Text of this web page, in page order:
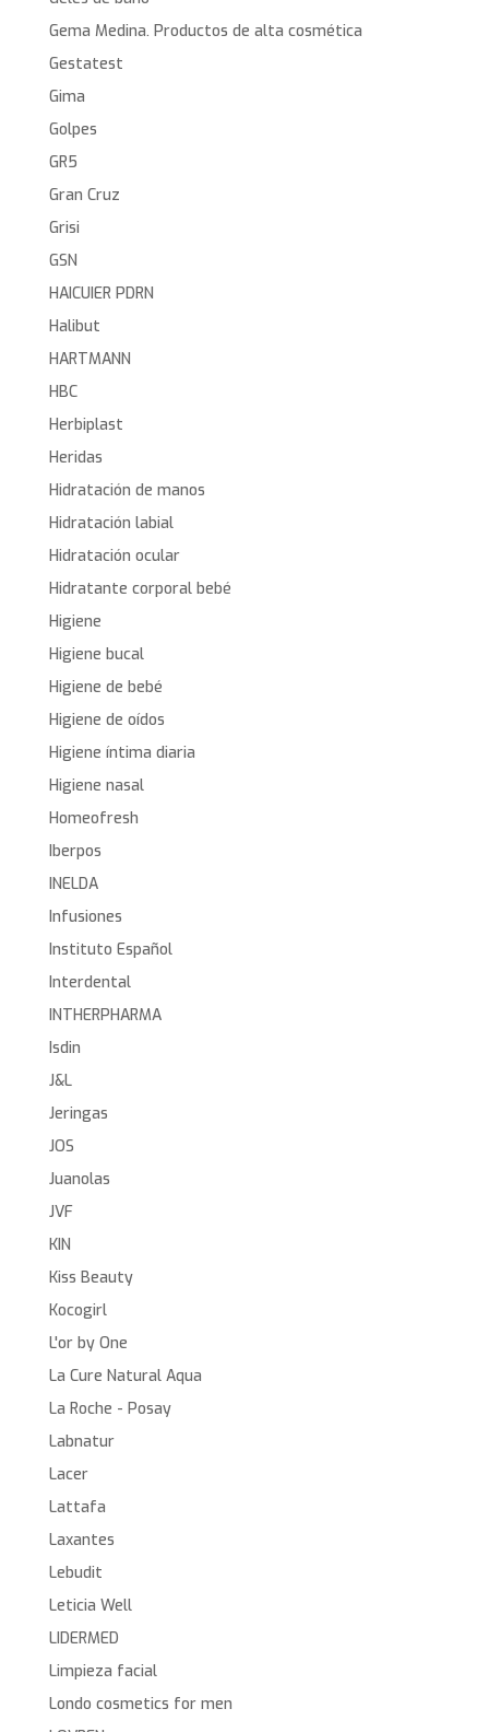
Gema Medina. Productos de alta cosmética
Gestatest
Gima
Golpes
GR5
Gran Cruz
Grisi
GSN
HAICUIER PDRN
Halibut
HARTMANN
HBC
Herbiplast
Heridas
Hidratación de manos
Hidratación labial
Hidratación ocular
Hidratante corporal bebé
Higiene
Higiene bucal
Higiene de bebé
Higiene de oídos
Higiene íntima diaria
Higiene nasal
Homeofresh
Iberpos
INELDA
Infusiones
Instituto Español
Interdental
INTHERPHARMA
Isdin
J&L
Jeringas
JOS
Juanolas
JVF
KIN
Kiss Beauty
Kocogirl
L'or by One
La Cure Natural Aqua
La Roche - Posay
Labnatur
Lacer
Lattafa
Laxantes
Lebudit
Leticia Well
LIDERMED
Limpieza facial
Londo cosmetics for men